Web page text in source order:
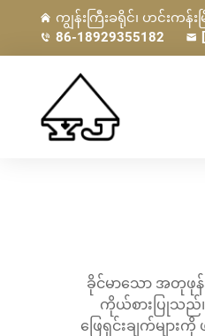
ကျွန်းကြီးခရိုင်၊ ဟင်းကန်
86-18929355182
ခိုင်မာသော အတုဖု
ကိုယ်စားပြုသည်
ဖြေရှင်းချက်မျာ